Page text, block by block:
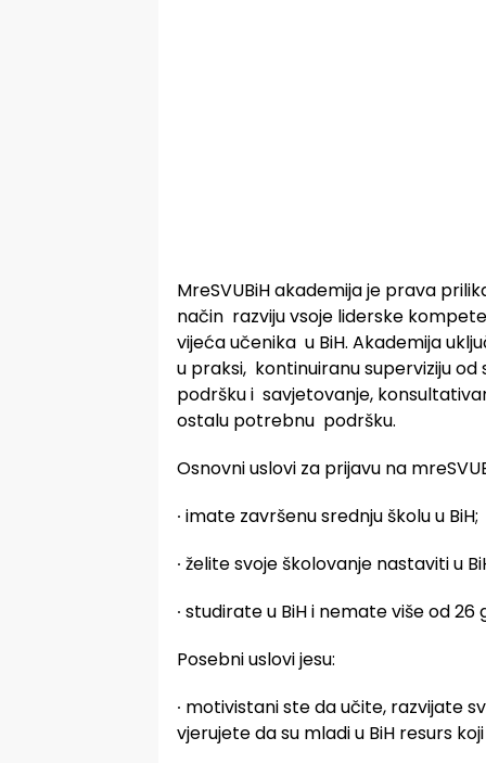
MreSVUBiH akademija je prava
način razviju vsoje liderske
vijeća učenika u BiH. Akademija
u praksi, kontinuiranu superviziju
podršku i savjetovanje,
ostalu potrebnu podršku.
Osnovni uslovi za prijavu na
∙ imate završenu srednju školu u BiH;
∙ želite svoje školovanje nastaviti u
∙ studirate u BiH i nemate više od 26
Posebni uslovi jesu:
∙ motivistani ste da učite, razvijate
vjerujete da su mladi u BiH resurs